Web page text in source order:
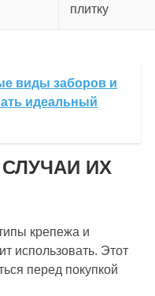
плитку
виды заборов и
идеальный
ИХ
крепежа и
использовать. Этот
перед покупкой